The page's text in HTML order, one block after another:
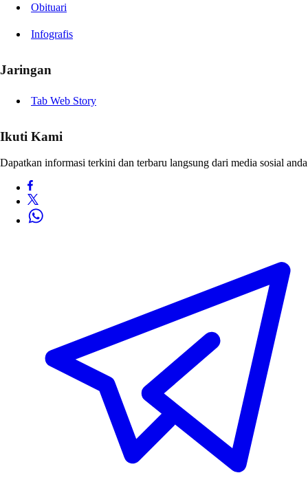
Obituari
Infografis
Jaringan
Tab Web Story
Ikuti Kami
Dapatkan informasi terkini dan terbaru langsung dari media sosial anda